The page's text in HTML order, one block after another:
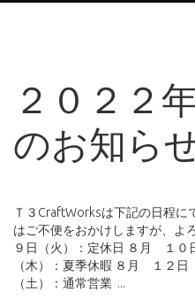
２０２２
のお知ら
Ｔ３CraftWorksは下記の日程に
はご不便をおかけしますが、よ
９日（火）：定休日 ８月 １０
（木）：夏季休暇 ８月 １２日
（土）：通常営業 ...